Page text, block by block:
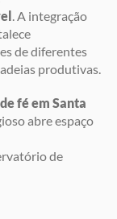
. A integração
de diferentes
produtivas.
fé em Santa
abre espaço
de